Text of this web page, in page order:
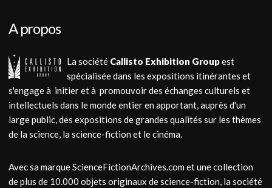
A propos
La société Callisto Exhibition Groupest
spécialisée dans les expositions itinérantes et
s'engage à initier et à promouvoir des échanges culturels et
intellectuels dans le monde entier en apportant, auprès d'un
large public, des expositions de grandes qualités sur les thèmes
de la science, la science-fiction et le cinéma.
Avec sa marque ScienceFictionArchives.com et une collection
de plus de 10.000 objets originaux de science-fiction, la société